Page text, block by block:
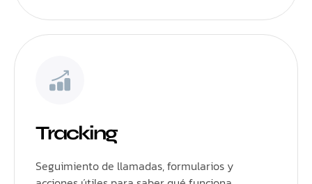
Tracking
Seguimiento de llamadas, formularios y